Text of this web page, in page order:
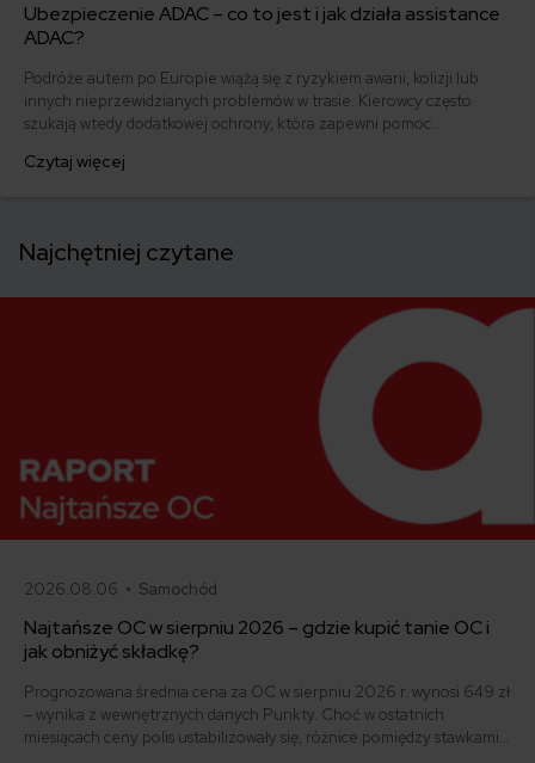
Ubezpieczenie ADAC – co to jest i jak działa assistance
ADAC?
Podróże autem po Europie wiążą się z ryzykiem awarii, kolizji lub
innych nieprzewidzianych problemów w trasie. Kierowcy często
szukają wtedy dodatkowej ochrony, która zapewni pomoc
kraju. Jednym z rozwiązań, które pojawia się w tym kontekście, jest
Czytaj więcej
Najchętniej czytane
2026.08.06 • Samochód
Najtańsze OC w sierpniu 2026 – gdzie kupić tanie OC i
jak obniżyć składkę?
Prognozowana średnia cena za OC w sierpniu 2026 r. wynosi 649 zł
– wynika z wewnętrznych danych Punkty. Choć w ostatnich
miesiącach ceny polis ustabilizowały się, różnice pomiędzy stawkami